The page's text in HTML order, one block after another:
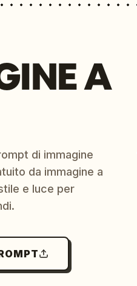
A
di immagine
da immagine a
e luce per